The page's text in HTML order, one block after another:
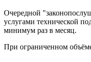
Очередной
услугами технической
минимум раз в месяц.
При ограниченном